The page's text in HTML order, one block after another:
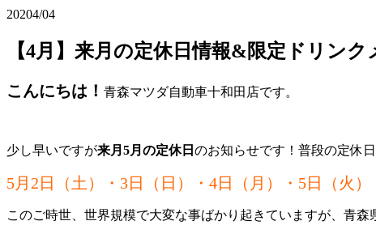
ジ
ネ
ー
シ
ン
%title
20204/04
【4月】来月の定休日情報&限定ドリンク
こんにちは！ 青森マツダ自動車十和田店です。
少し早いですが来月5月の定休日 のお知らせです！普段の定休
5月2日（土）・3日（日）・4日（月）・5日（火）
このご時世、世界規模で大変な事ばかり起きていますが、青